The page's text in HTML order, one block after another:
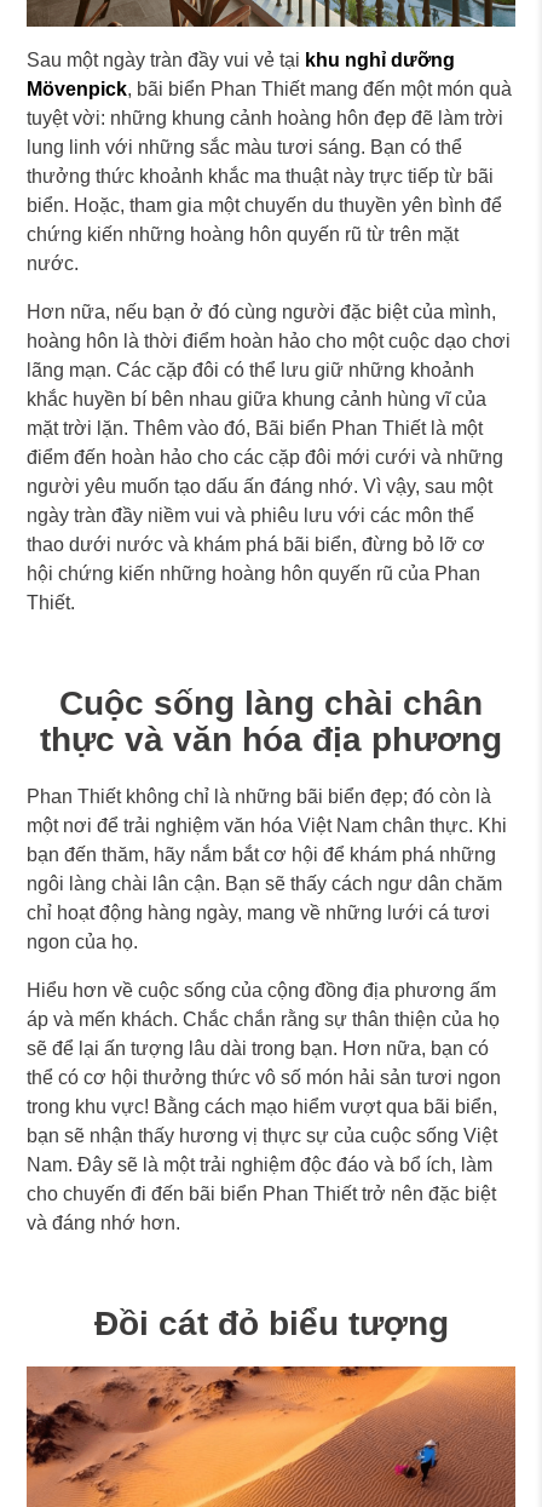
Sau một ngày tràn đầy vui vẻ tại khu nghỉ dưỡng
Mövenpick, bãi biển Phan Thiết mang đến một món quà
tuyệt vời: những khung cảnh hoàng hôn đẹp đẽ làm trời
lung linh với những sắc màu tươi sáng. Bạn có thể
thưởng thức khoảnh khắc ma thuật này trực tiếp từ bãi
biển. Hoặc, tham gia một chuyến du thuyền yên bình để
chứng kiến những hoàng hôn quyến rũ từ trên mặt
nước.
Hơn nữa, nếu bạn ở đó cùng người đặc biệt của mình,
hoàng hôn là thời điểm hoàn hảo cho một cuộc dạo chơi
lãng mạn. Các cặp đôi có thể lưu giữ những khoảnh
khắc huyền bí bên nhau giữa khung cảnh hùng vĩ của
mặt trời lặn. Thêm vào đó, Bãi biển Phan Thiết là một
điểm đến hoàn hảo cho các cặp đôi mới cưới và những
người yêu muốn tạo dấu ấn đáng nhớ. Vì vậy, sau một
ngày tràn đầy niềm vui và phiêu lưu với các môn thể
thao dưới nước và khám phá bãi biển, đừng bỏ lỡ cơ
hội chứng kiến những hoàng hôn quyến rũ của Phan
Thiết.
Cuộc sống làng chài chân
thực và văn hóa địa phương
Phan Thiết không chỉ là những bãi biển đẹp; đó còn là
một nơi để trải nghiệm văn hóa Việt Nam chân thực. Khi
bạn đến thăm, hãy nắm bắt cơ hội để khám phá những
ngôi làng chài lân cận. Bạn sẽ thấy cách ngư dân chăm
chỉ hoạt động hàng ngày, mang về những lưới cá tươi
ngon của họ.
Hiểu hơn về cuộc sống của cộng đồng địa phương ấm
áp và mến khách. Chắc chắn rằng sự thân thiện của họ
sẽ để lại ấn tượng lâu dài trong bạn. Hơn nữa, bạn có
thể có cơ hội thưởng thức vô số món hải sản tươi ngon
trong khu vực! Bằng cách mạo hiểm vượt qua bãi biển,
bạn sẽ nhận thấy hương vị thực sự của cuộc sống Việt
Nam. Đây sẽ là một trải nghiệm độc đáo và bổ ích, làm
cho chuyến đi đến bãi biển Phan Thiết trở nên đặc biệt
và đáng nhớ hơn.
Đồi cát đỏ biểu tượng